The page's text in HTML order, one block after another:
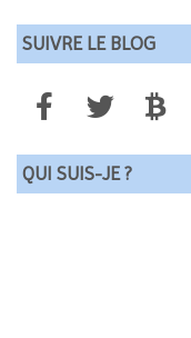
SUIVRE LE BLOG
QUI SUIS-JE ?